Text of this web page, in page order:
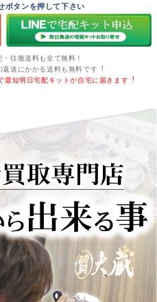
ボタンを押して下さい
往復送料も全て無料！
送にかかる送料も無料です︕
短明日宅配キットが自宅に届きます︕